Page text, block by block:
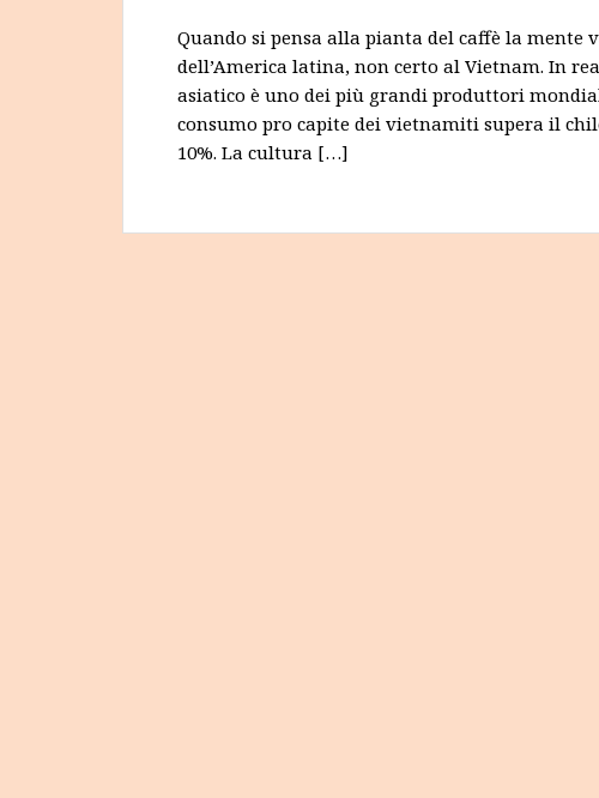
Quando si pensa alla pianta del caffè la mente
dell’America latina, non certo al Vietnam. In
asiatico è uno dei più grandi produttori
consumo pro capite dei vietnamiti supera il
10%. La cultura […]